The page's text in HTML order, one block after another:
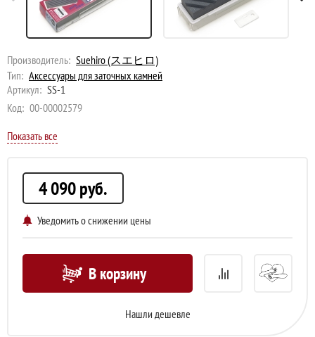
Производитель: Suehiro (スエヒロ)
Тип: Аксессуары для заточных камней
Артикул: SS-1
Код: 00-00002579
Показать все
4 090руб.
Уведомить о снижении цены
В корзину
Нашли дешевле